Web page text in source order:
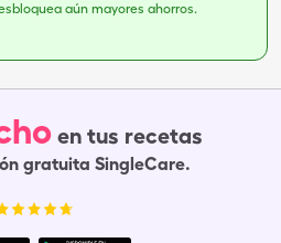
aún mayores ahorros.
en tus recetas
gratuita SingleCare.